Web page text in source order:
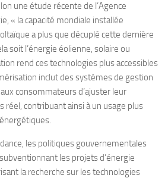
une étude récente de l’Agence
« la capacité mondiale installée
a plus que décuplé cette dernière
soit l’énergie éolienne, solaire ou
rend ces technologies plus accessibles
inclut des systèmes de gestion
consommateurs d’ajuster leur
contribuant ainsi à un usage plus
les politiques gouvernementales
les projets d’énergie
la recherche sur les technologies